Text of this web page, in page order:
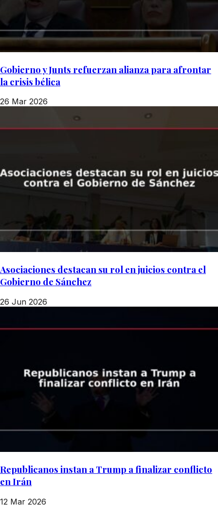
Gobierno y Junts refuerzan alianza para afrontar
la crisis bélica
26 Mar 2026
Asociaciones destacan su rol en juicios contra el
Gobierno de Sánchez
26 Jun 2026
Republicanos instan a Trump a finalizar conflicto
en Irán
12 Mar 2026